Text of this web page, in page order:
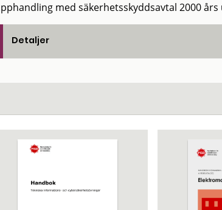
med säkerhetsskyddsavtal 2000 års
Detaljer